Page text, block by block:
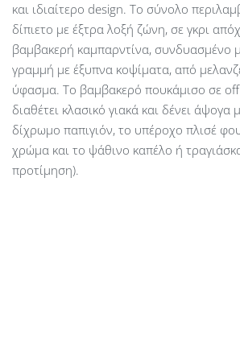
και ιδιαίτερο design. Το σύνολο
δίπιετο με έξτρα λοξή ζώνη, σε γκρι
βαμβακερή καμπαρντίνα, συνδυασμένο
γραμμή με έξυπνα κοψίματα, από
ύφασμα. Το βαμβακερό πουκάμισο σε
διαθέτει κλασικό γιακά και δένει άψογα
δίχρωμο παπιγιόν, το υπέροχο πλισέ
χρώμα και το ψάθινο καπέλο ή
προτίμηση).